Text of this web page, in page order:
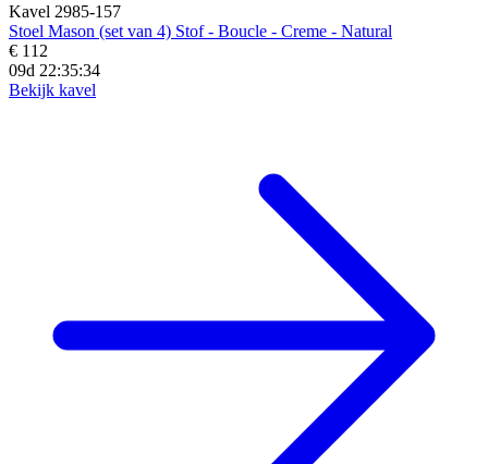
Kavel 2985-157
Stoel Mason (set van 4) Stof - Boucle - Creme - Natural
€ 112
09d 22:35:33
Bekijk kavel